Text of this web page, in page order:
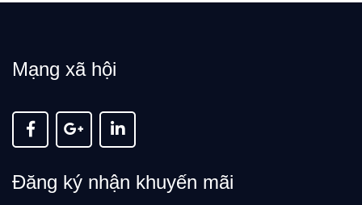
Mạng xã hội
Đăng ký nhận khuyến mãi